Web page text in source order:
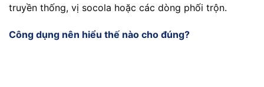
truyền thống, vị socola hoặc các dòng phối trộn.
Công dụng nên hiểu thế nào cho đúng?